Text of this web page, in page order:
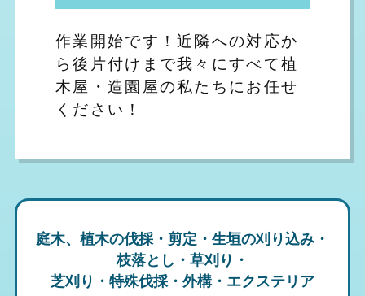
作業開始です！近隣への対応か
ら後片付けまで我々にすべて植
木屋・造園屋の私たちにお任せ
ください！
庭木、植木の伐採・剪定・生垣の刈り込み・
枝落とし・草刈り・
芝刈り・特殊伐採・外構・エクステリア